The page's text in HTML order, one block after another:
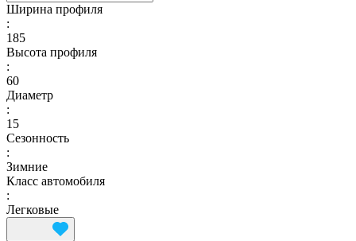
Ширина профиля
:
185
Высота профиля
:
60
Диаметр
:
15
Сезонность
:
Зимние
Класс автомобиля
:
Легковые